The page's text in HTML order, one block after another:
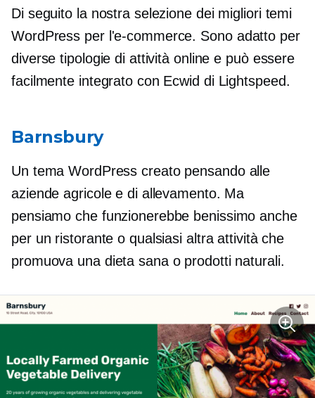
Di seguito la nostra selezione dei migliori temi
WordPress per l'e-commerce. Sono adatto per
diverse tipologie di attività online e può essere
facilmente integrato con Ecwid di Lightspeed.
Barnsbury
Un tema WordPress creato pensando alle
aziende agricole e di allevamento. Ma
pensiamo che funzionerebbe benissimo anche
per un ristorante o qualsiasi altra attività che
promuova una dieta sana o prodotti naturali.